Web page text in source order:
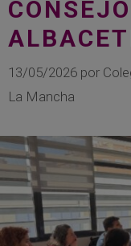
13/05/2026 por
La Mancha